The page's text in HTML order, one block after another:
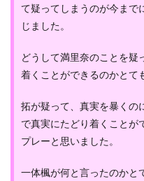
て疑ってしまうのが今まで
じました。
どうして満里奈のことを疑
着くことができるのかとて
拓が疑って、真実を暴くの
で真実にたどり着くことが
プレーと思いました。
一体楓が何と言ったのかと